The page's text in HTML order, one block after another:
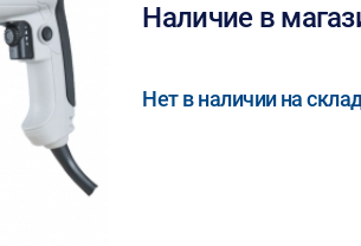
Наличие в
Нет в наличии на